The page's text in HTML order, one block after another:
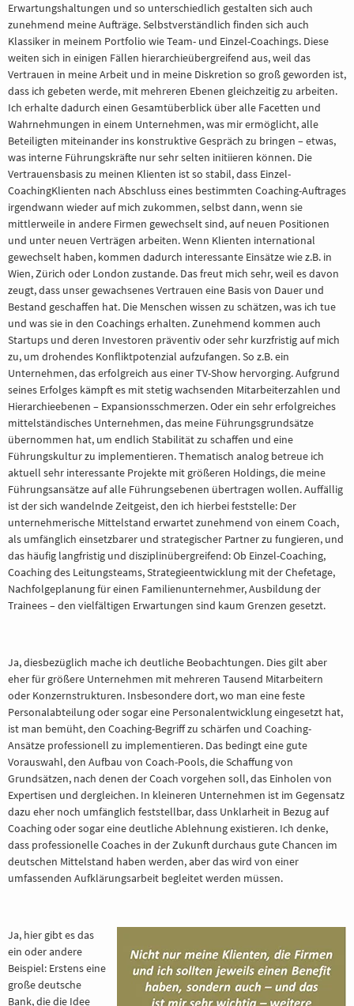
Erwartungshaltungen und so unterschiedlich gestalten sich auch
zunehmend meine Aufträge. Selbstverständlich finden sich auch
Klassiker in meinem Portfolio wie Team- und Einzel-Coachings. Diese
weiten sich in einigen Fällen hierarchieübergreifend aus, weil das
Vertrauen in meine Arbeit und in meine Diskretion so groß geworden ist,
dass ich gebeten werde, mit mehreren Ebenen gleichzeitig zu arbeiten.
Ich erhalte dadurch einen Gesamtüberblick über alle Facetten und
Wahrnehmungen in einem Unternehmen, was mir ermöglicht, alle
Beteiligten miteinander ins konstruktive Gespräch zu bringen – etwas,
was interne Führungskräfte nur sehr selten initiieren können. Die
Vertrauensbasis zu meinen Klienten ist so stabil, dass Einzel-
CoachingKlienten nach Abschluss eines bestimmten Coaching-Auftrages
irgendwann wieder auf mich zukommen, selbst dann, wenn sie
mittlerweile in andere Firmen gewechselt sind, auf neuen Positionen
und unter neuen Verträgen arbeiten. Wenn Klienten international
gewechselt haben, kommen dadurch interessante Einsätze wie z.B. in
Wien, Zürich oder London zustande. Das freut mich sehr, weil es davon
zeugt, dass unser gewachsenes Vertrauen eine Basis von Dauer und
Bestand geschaffen hat. Die Menschen wissen zu schätzen, was ich tue
und was sie in den Coachings erhalten. Zunehmend kommen auch
Startups und deren Investoren präventiv oder sehr kurzfristig auf mich
zu, um drohendes Konfliktpotenzial aufzufangen. So z.B. ein
Unternehmen, das erfolgreich aus einer TV-Show hervorging. Aufgrund
seines Erfolges kämpft es mit stetig wachsenden Mitarbeiterzahlen und
Hierarchieebenen – Expansionsschmerzen. Oder ein sehr erfolgreiches
mittelständisches Unternehmen, das meine Führungsgrundsätze
übernommen hat, um endlich Stabilität zu schaffen und eine
Führungskultur zu implementieren. Thematisch analog betreue ich
aktuell sehr interessante Projekte mit größeren Holdings, die meine
Führungsansätze auf alle Führungsebenen übertragen wollen. Auffällig
ist der sich wandelnde Zeitgeist, den ich hierbei feststelle: Der
unternehmerische Mittelstand erwartet zunehmend von einem Coach,
als umfänglich einsetzbarer und strategischer Partner zu fungieren, und
das häufig langfristig und disziplinübergreifend: Ob Einzel-Coaching,
Coaching des Leitungsteams, Strategieentwicklung mit der Chefetage,
Nachfolgeplanung für einen Familienunternehmer, Ausbildung der
Trainees – den vielfältigen Erwartungen sind kaum Grenzen gesetzt.
Ja, diesbezüglich mache ich deutliche Beobachtungen. Dies gilt aber
eher für größere Unternehmen mit mehreren Tausend Mitarbeitern
oder Konzernstrukturen. Insbesondere dort, wo man eine feste
Personalabteilung oder sogar eine Personalentwicklung eingesetzt hat,
ist man bemüht, den Coaching-Begriff zu schärfen und Coaching-
Ansätze professionell zu implementieren. Das bedingt eine gute
Vorauswahl, den Aufbau von Coach-Pools, die Schaffung von
Grundsätzen, nach denen der Coach vorgehen soll, das Einholen von
Expertisen und dergleichen. In kleineren Unternehmen ist im Gegensatz
dazu eher noch umfänglich feststellbar, dass Unklarheit in Bezug auf
Coaching oder sogar eine deutliche Ablehnung existieren. Ich denke,
dass professionelle Coaches in der Zukunft durchaus gute Chancen im
deutschen Mittelstand haben werden, aber das wird von einer
umfassenden Aufklärungsarbeit begleitet werden müssen.
Ja, hier gibt es das
ein oder andere
Beispiel: Erstens eine
große deutsche
Bank, die die Idee